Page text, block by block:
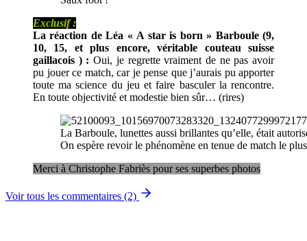
Exclusif :
La réaction de Léa « A star is born » Barboule (9,
10, 15, et plus encore, véritable couteau suisse
gaillacois ) : Oui, je regrette vraiment de ne pas avoir
pu jouer ce match, car je pense que j’aurais pu apporter
toute ma science du jeu et faire basculer la rencontre.
En toute objectivité et modestie bien sûr… (rires)
La Barboule, lunettes aussi brillantes qu’elle, était
On espère revoir le phénomène en tenue de match le
Merci à Christophe Fabriès pour ses superbes photos
Voir tous les commentaires (2)